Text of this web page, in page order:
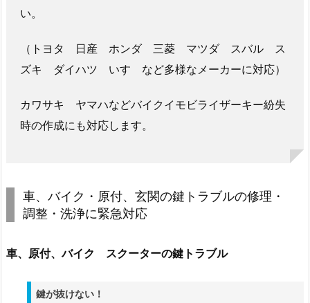
応
電
し
て
い
オ
ィ
い。
（トヨタ 日産 ホンダ 三菱 マツダ スバル ス
ズキ ダイハツ いすゞなど多様なメーカーに対応）
カワサキ ヤマハなどバイクイモビライザーキー紛失
時の作成にも対応します。
車、バイク・原付、玄関の鍵トラブルの修理・
調整・洗浄に緊急対応
車、原付、バイク スクーターの鍵トラブル
鍵が抜けない！